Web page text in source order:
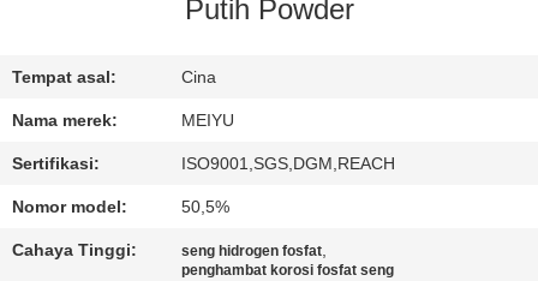
KUALITAS
HUBUNGI
KAMI
Putih Powder
Tempat asal: Cina
Nama merek: MEIYU
Sertifikasi: ISO9001,SGS,DGM,REACH
Nomor model: 50,5%
Cahaya Tinggi: seng hidrogen fosfat,
penghambat korosi fosfat seng